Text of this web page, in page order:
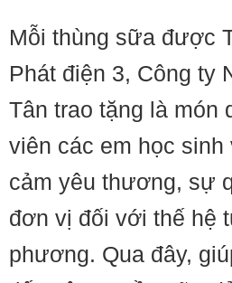
Mỗi thùng sữa được
Phát điện 3, Công ty
Tân trao tặng là món
viên các em học
cảm yêu thương, sự
đơn vị đối với thế hệ
phương. Qua đây,